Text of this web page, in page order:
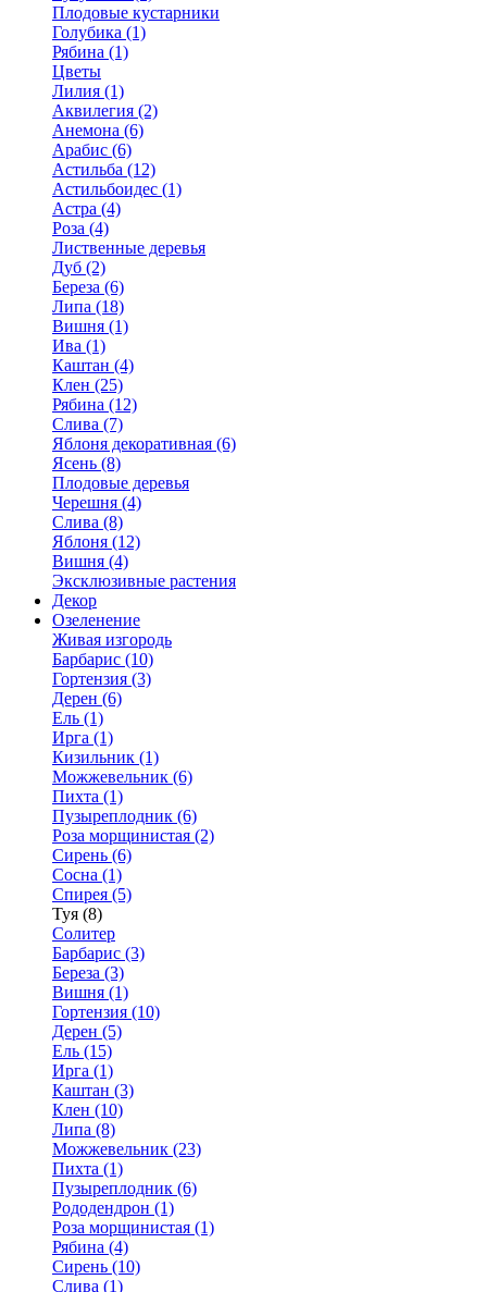
Плодовые кустарники
Голубика (1)
Рябина (1)
Цветы
Лилия (1)
Аквилегия (2)
Анемона (6)
Арабис (6)
Астильба (12)
Астильбоидес (1)
Астра (4)
Роза (4)
Лиственные деревья
Дуб (2)
Береза (6)
Липа (18)
Вишня (1)
Ива (1)
Каштан (4)
Клен (25)
Рябина (12)
Слива (7)
Яблоня декоративная (6)
Ясень (8)
Плодовые деревья
Черешня (4)
Слива (8)
Яблоня (12)
Вишня (4)
Эксклюзивные растения
Декор
Озеленение
Живая изгородь
Барбарис (10)
Гортензия (3)
Дерен (6)
Ель (1)
Ирга (1)
Кизильник (1)
Можжевельник (6)
Пихта (1)
Пузыреплодник (6)
Роза морщинистая (2)
Сирень (6)
Сосна (1)
Спирея (5)
Туя (8)
Солитер
Барбарис (3)
Береза (3)
Вишня (1)
Гортензия (10)
Дерен (5)
Ель (15)
Ирга (1)
Каштан (3)
Клен (10)
Липа (8)
Можжевельник (23)
Пихта (1)
Пузыреплодник (6)
Рододендрон (1)
Роза морщинистая (1)
Рябина (4)
Сирень (10)
Слива (1)